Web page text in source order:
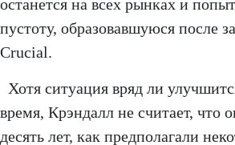
останется на всех рынках и
пустоту, образовавшуюся после
Crucial.
Хотя ситуация вряд ли
время, Крэндалл не считает, что
десять лет, как предполагали